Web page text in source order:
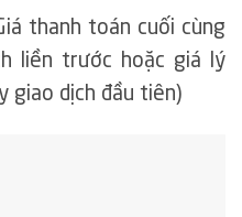
thanh toán cuối cùng
liền trước hoặc giá lý
giao dịch đầu tiên)